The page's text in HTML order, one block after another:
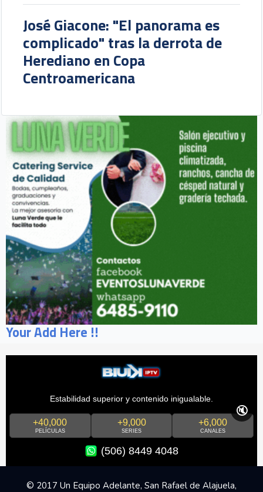
José Giacone: "El panorama es
complicado" tras la derrota de
Herediano en Copa
Centroamericana
Your Add Here !!
Estabilidad superior y contenido inigualable.
+40,000
PELÍCULAS
+9,000
SERIES
+6,000
CANALES
(506) 8449 4048
🔇
© 2017 Un Equipo Adelante, San Rafael de Alajuela,